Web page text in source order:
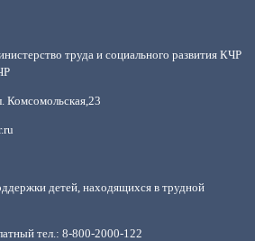
Комсомольская,23
детей, находящихся в трудной
тел.: 8-800-2000-122